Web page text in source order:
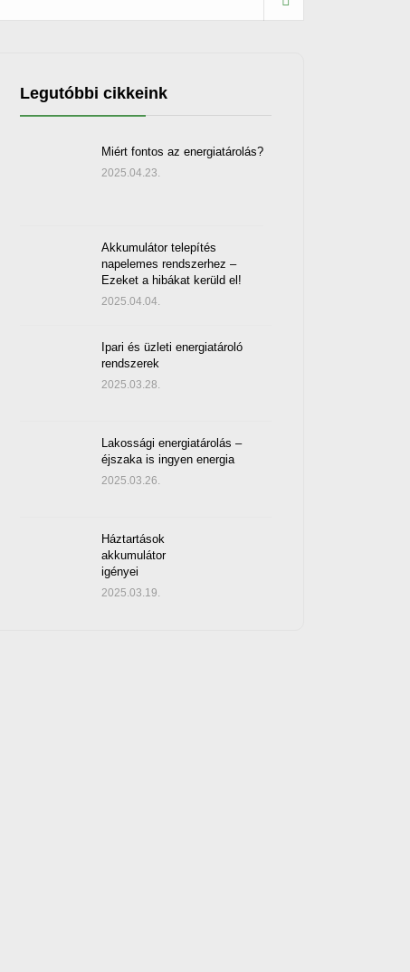
Legutóbbi cikkeink
Miért fontos az energiatárolás?
2025.04.23.
Akkumulátor telepítés
napelemes rendszerhez –
Ezeket a hibákat kerüld el!
2025.04.04.
Ipari és üzleti energiatároló
rendszerek
2025.03.28.
Lakossági energiatárolás –
éjszaka is ingyen energia
2025.03.26.
Háztartások
akkumulátor
igényei
2025.03.19.